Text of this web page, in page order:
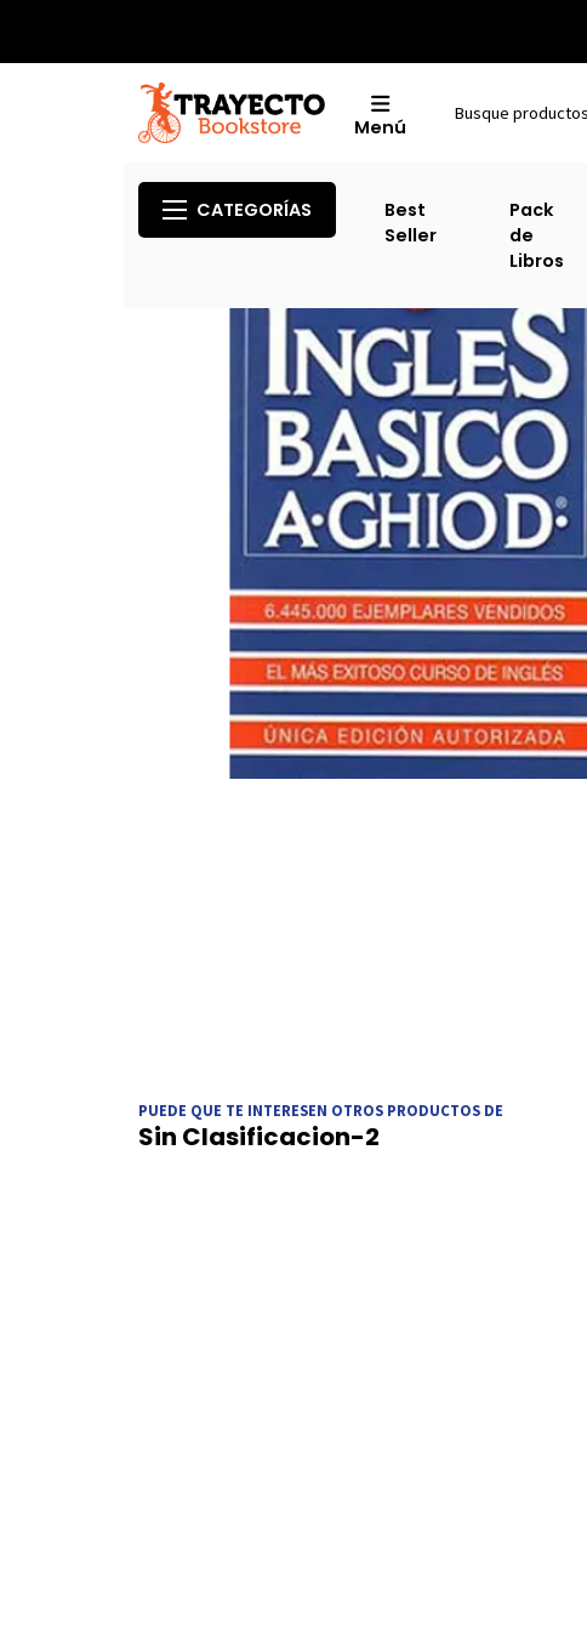
Menú
CATEGORÍAS
Best
Seller
Pack
de
Libros
PUEDE QUE TE INTERESEN OTROS PRODUCTOS DE
Sin Clasificacion-2